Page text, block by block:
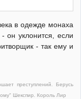
в одежде монаха
он уклонится, если
- так ему и
преступлений. Берусь
Шекспир. Король Лир